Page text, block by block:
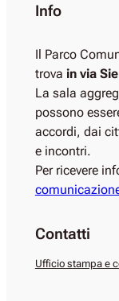
Info
Il Parco
trova in via
La sala
possono
accordi, dai
e incontri.
Per ricevere
Contatti
Ufficio stampa e